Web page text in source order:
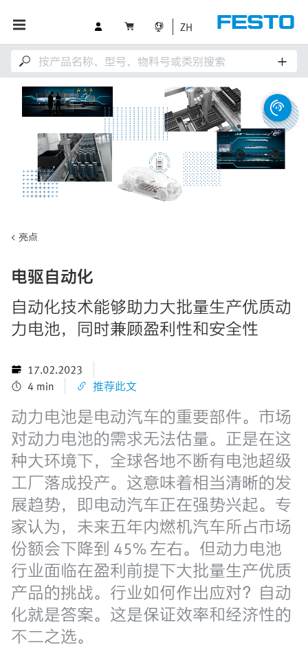
ZH
亮点
电驱自动化
自动化技术能够助力大批量生产优质动
力电池，同时兼顾盈利性和安全性
17.02.2023
4 min
推荐此文
动力电池是电动汽车的重要部件。市场
对动力电池的需求无法估量。正是在这
种大环境下，全球各地不断有电池超级
工厂落成投产。这意味着相当清晰的发
展趋势，即电动汽车正在强势兴起。专
家认为，未来五年内燃机汽车所占市场
份额会下降到 45% 左右。但动力电池
行业面临在盈利前提下大批量生产优质
产品的挑战。行业如何作出应对？自动
化就是答案。这是保证效率和经济性的
不二之选。